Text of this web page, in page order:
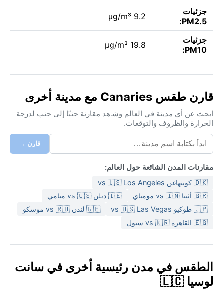
جزئيات
PM2.5:
9.2 µg/m³
جزئيات
PM10:
19.8 µg/m³
قارن طقس Canaries مع مدينة أخرى
ابحث عن أي مدينة في العالم وشاهد مقارنة جنبًا إلى جنب لدرجة
الحرارة والظروف والتوقعات.
قارن →
مقارنات المدن الشائعة حول العالم:
🇩🇰 كوبنهاغن vs 🇺🇸 Los Angeles
🇬🇷 أثينا vs 🇮🇳 مومباي
🇮🇪 دبلن vs 🇺🇸 ميامي
🇯🇵 طوكيو vs 🇺🇸 Las Vegas
🇬🇧 لندن vs 🇷🇺 موسكو
🇪🇬 القاهرة vs 🇰🇷 سيول
الطقس في مدن رئيسية أخرى في سانت
لوسيا 🇱🇨